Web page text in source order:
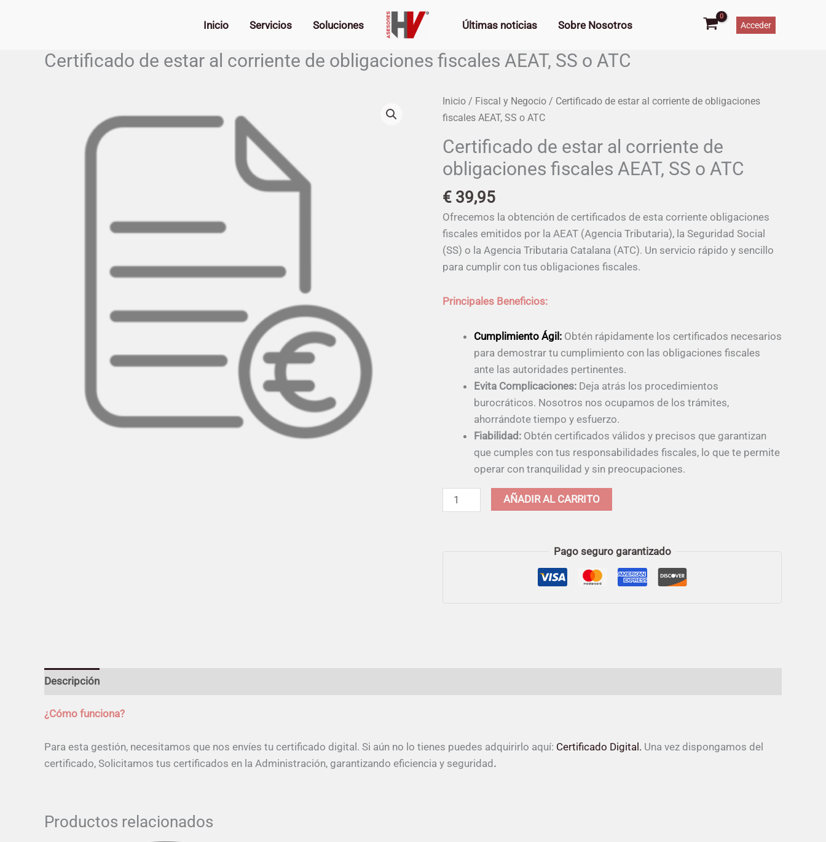
Inicio Servicios Soluciones Últimas noticias Sobre Nosotros Acceder
Certificado de estar al corriente de obligaciones fiscales AEAT, SS o ATC
Inicio / Fiscal y Negocio / Certificado de estar al corriente de obligaciones
fiscales AEAT, SS o ATC
Certificado de estar al corriente de
obligaciones fiscales AEAT, SS o ATC
€ 39,95
Ofrecemos la obtención de certificados de esta corriente obligaciones
fiscales emitidos por la AEAT (Agencia Tributaria), la Seguridad Social
(SS) o la Agencia Tributaria Catalana (ATC). Un servicio rápido y sencillo
para cumplir con tus obligaciones fiscales.
Principales Beneficios:
Cumplimiento Ágil: Obtén rápidamente los certificados necesarios
para demostrar tu cumplimiento con las obligaciones fiscales
ante las autoridades pertinentes.
Evita Complicaciones: Deja atrás los procedimientos
burocráticos. Nosotros nos ocupamos de los trámites,
ahorrándote tiempo y esfuerzo.
Fiabilidad: Obtén certificados válidos y precisos que garantizan
que cumples con tus responsabilidades fiscales, lo que te permite
operar con tranquilidad y sin preocupaciones.
Certificado
de
al
corriente
obligaciones
fiscales
AEAT,
SS
o
cantidad
AÑADIR AL CARRITO
Pago seguro garantizado
Descripción
¿Cómo funciona?
Para esta gestión, necesitamos que nos envíes tu certificado digital. Si aún no lo tienes puedes adquirirlo aquí: Certificado Digital. Una vez dispongamos del
certificado, Solicitamos tus certificados en la Administración, garantizando eficiencia y seguridad .
Productos relacionados
fiscales
SS
cantidad